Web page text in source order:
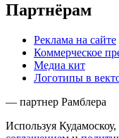
Партнёрам
Реклама на сайте
Коммерческое
Медиа кит
Логотипы в
— партнер Рамблера
Используя